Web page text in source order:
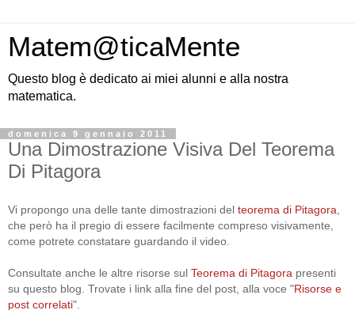
Matem@ticaMente
Questo blog è dedicato ai miei alunni e alla nostra
matematica.
domenica 9 gennaio 2011
Una Dimostrazione Visiva Del Teorema
Di Pitagora
Vi propongo una delle tante dimostrazioni del teorema di Pitagora
che però ha il pregio di essere facilmente compreso visivamente,
come potrete constatare guardando il video.
Consultate anche le altre risorse sul Teorema di Pitagora presenti
su questo blog. Trovate i link alla fine del post, alla voce "Risorse e
post correlati".